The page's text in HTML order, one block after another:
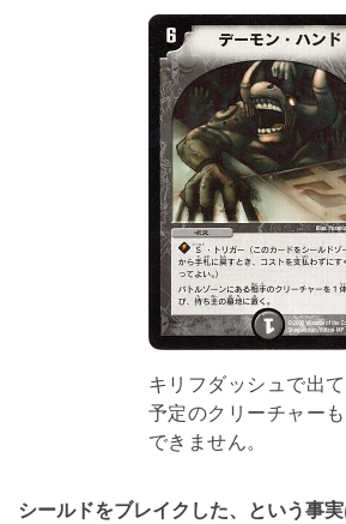
キリフダッシュで出
予定のクリーチャー
できません。
シールドをブレイクした、という事